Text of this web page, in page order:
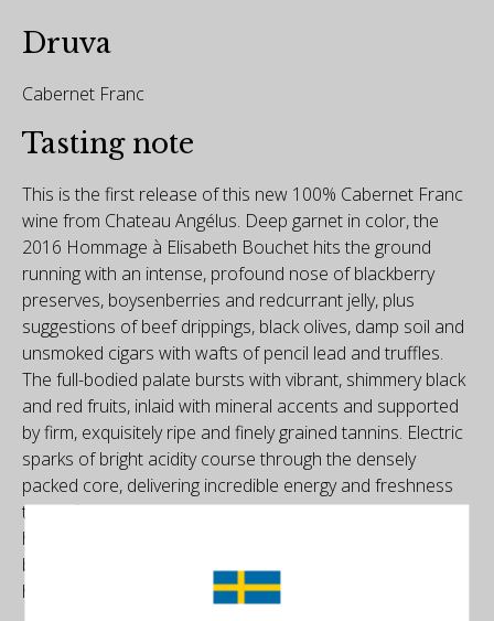
Druva
Cabernet Franc
Tasting note
This is the first release of this new 100% Cabernet Franc
wine from Chateau Angélus. Deep garnet in color, the
2016 Hommage à Elisabeth Bouchet hits the ground
running with an intense, profound nose of blackberry
preserves, boysenberries and redcurrant jelly, plus
suggestions of beef drippings, black olives, damp soil and
unsmoked cigars with wafts of pencil lead and truffles.
The full-bodied palate bursts with vibrant, shimmery black
and red fruits, inlaid with mineral accents and supported
by firm, exquisitely ripe and finely grained tannins. Electric
sparks of bright acidity course through the densely
packed core, delivering incredible energy and freshness
to the finish, leaving you wanting more. That this estate
has managed to craft such a complete, jaw-dropping
beauty entirely from Cabernet Franc is a triumph and, I
hope, not the last of its kind. A masterpiece!